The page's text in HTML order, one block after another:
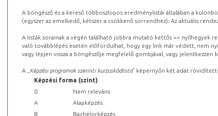
A böngésző és a kereső többoszlopos eredménylistái általában a
(egyszer az emelkedő, kétszer a csökkenő sorrendhez). Az aktuális
A listák sorainak a végén található jobbra mutató kettős >> nyílhegyek
való továbblépés esetén előfordulhat, hogy egy link már védett, nem
vagy lépjen vissza a böngészője megfelelő gombjával, vagy
A „ Képzési programok szerinti kurzuskódlista” képernyőn két adat
Képzési forma (szint)
0
Nem releváns
A
Alapképzés
B
Bachelorképzés